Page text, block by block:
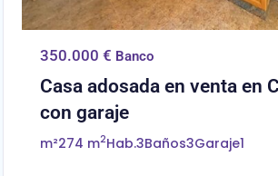
350.000 € Banco
Casa adosada en venta en
con garaje
m²274 m2Hab.3Baños3Garaje1